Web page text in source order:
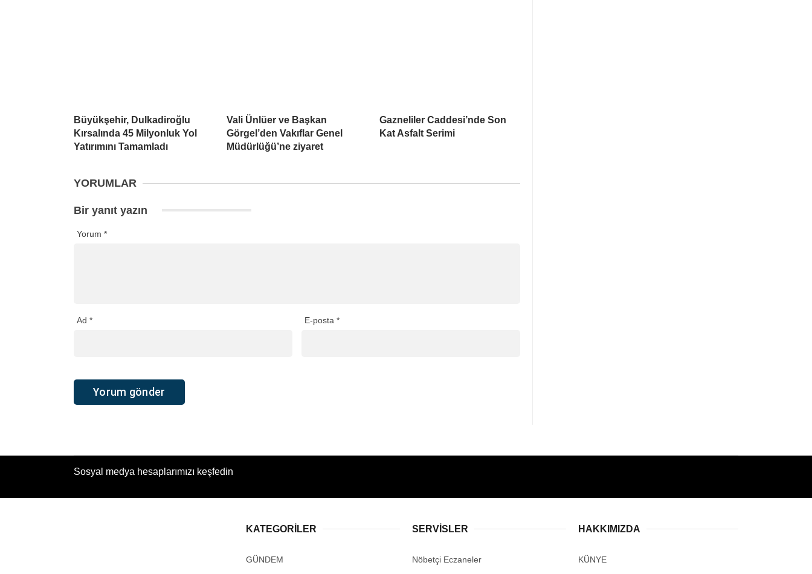
Büyükşehir, Dulkadiroğlu
Kırsalında 45 Milyonluk Yol
Yatırımını Tamamladı
Vali Ünlüer ve Başkan
Görgel’den Vakıflar Genel
Müdürlüğü’ne ziyaret
Gazneliler Caddesi’nde Son
Kat Asfalt Serimi
YORUMLAR
Bir yanıt yazın
Yorum *
Ad * E-posta *
Sosyal medya hesaplarımızı keşfedin
KATEGORİLER
GÜNDEM
SERVİSLER
Nöbetçi Eczaneler
HAKKIMIZDA
KÜNYE